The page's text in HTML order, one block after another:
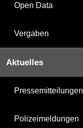
Open Data
Vergaben
Aktuelles
Pressemitteilungen
Polizeimeldungen